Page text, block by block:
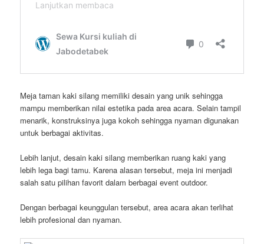
Meja taman kaki silang memiliki desain yang unik sehingga
mampu memberikan nilai estetika pada area acara. Selain tampil
menarik, konstruksinya juga kokoh sehingga nyaman digunakan
untuk berbagai aktivitas.
Lebih lanjut, desain kaki silang memberikan ruang kaki yang
lebih lega bagi tamu. Karena alasan tersebut, meja ini menjadi
salah satu pilihan favorit dalam berbagai event outdoor.
Dengan berbagai keunggulan tersebut, area acara akan terlihat
lebih profesional dan nyaman.